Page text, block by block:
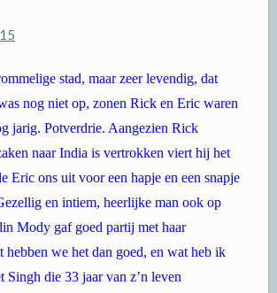
stad, maar zeer levendig, dat
nog niet op, zonen Rick en Eric waren
jarig. Potverdrie. Aangezien Rick
naar India is vertrokken viert hij het
Eric ons uit voor een hapje en een snapje
en intiem, heerlijke man ook op
Mody gaf goed partij met haar
hebben we het dan goed, en wat heb ik
Singh die 33 jaar van z’n leven